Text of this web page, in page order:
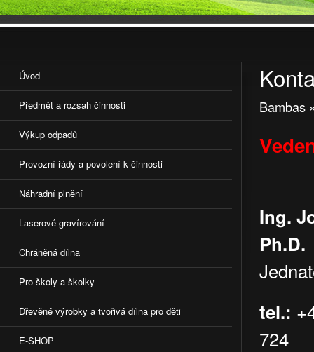
Bambas
Ing.
Ph.D.
tel.:
Úvod
Předmět a rozsah činnosti
Výkup odpadů
Provozní řády a povolení k činnosti
Náhradní plnění
Laserové gravírování
Chráněná dílna
Pro školy a školky
Dřevěné výrobky a tvořivá dílna pro děti
E-SHOP